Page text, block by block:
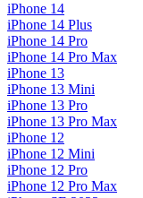
iPhone 14
iPhone 14 Plus
iPhone 14 Pro
iPhone 14 Pro Max
iPhone 13
iPhone 13 Mini
iPhone 13 Pro
iPhone 13 Pro Max
iPhone 12
iPhone 12 Mini
iPhone 12 Pro
iPhone 12 Pro Max